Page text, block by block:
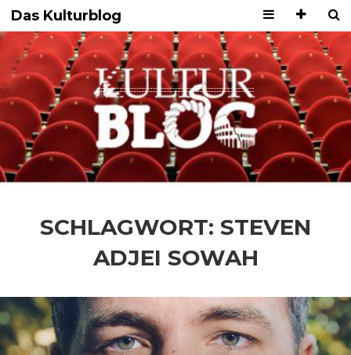
Das Kulturblog
SCHLAGWORT: STEVEN
ADJEI SOWAH